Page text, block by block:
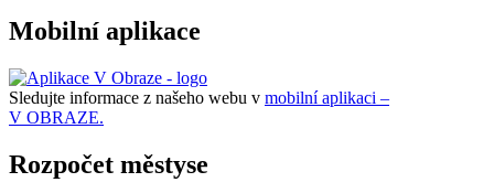
Mobilní aplikace
Sledujte informace z našeho webu v mobilní aplikaci –
V OBRAZE.
Rozpočet městyse